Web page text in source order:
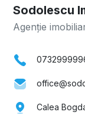
Sodolescu
Agenție
Calea